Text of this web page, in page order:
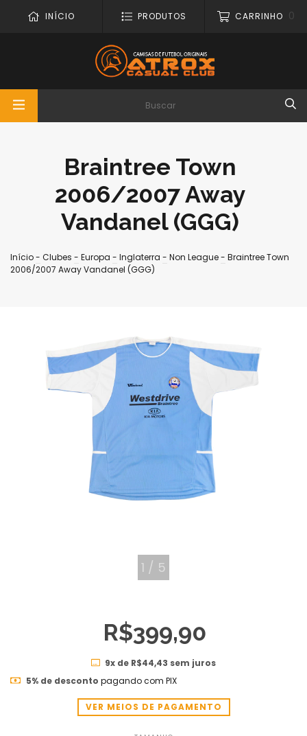
INÍCIO PRODUTOS CARRINHO 0
Braintree Town
2006/2007 Away
Vandanel (GGG)
Início- Clubes - Europa - Inglaterra - Non League- Braintree Town
2006/2007 Away Vandanel (GGG)
1 / 5
R$399,90
9x de R$44,43 sem juros
5% de desconto pagando com PIX
VER MEIOS DE PAGAMENTO